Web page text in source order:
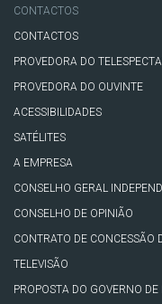
CONTACTOS
CONTACTOS
PROVEDORA DO
PROVEDORA DO OUVINTE
ACESSIBILIDADES
SATÉLITES
A EMPRESA
CONSELHO GERAL
CONSELHO DE OPINIÃO
CONTRATO DE CONCESSÃO
TELEVISÃO
PROPOSTA DO GOVERNO DE